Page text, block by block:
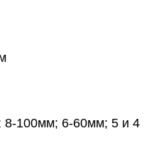
8-100мм; 6-60мм; 5 и 4